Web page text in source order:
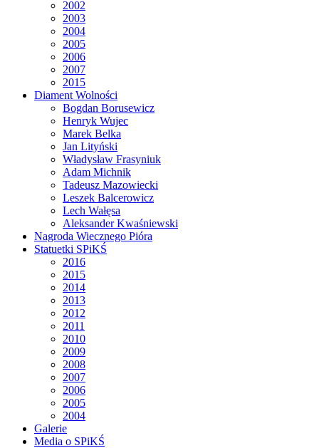
2002
2003
2004
2005
2006
2007
2015
Diament Wolności
Bogdan Borusewicz
Henryk Wujec
Marek Belka
Jan Lityński
Władysław Frasyniuk
Adam Michnik
Tadeusz Mazowiecki
Leszek Balcerowicz
Lech Wałęsa
Aleksander Kwaśniewski
Nagroda Wiecznego Pióra
Statuetki SPiKŚ
2016
2015
2014
2013
2012
2011
2010
2009
2008
2007
2006
2005
2004
Galerie
Media o SPiKŚ